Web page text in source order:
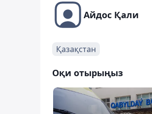
Айдос Қали
Қазақстан
Оқи отырыңыз